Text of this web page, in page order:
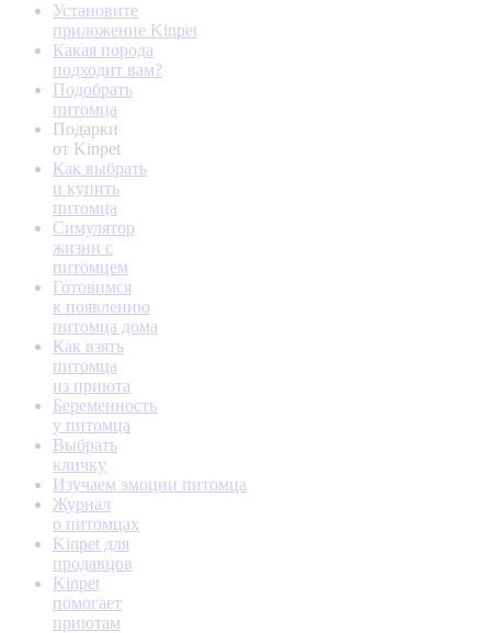
Установите
приложение Kinpet
Какая порода
подходит вам?
Подобрать
питомца
Подарки
от Kinpet
Как выбрать
и купить
питомца
Симулятор
жизни с
питомцем
Готовимся
к появлению
питомца дома
Как взять
питомца
из приюта
Беременность
у питомца
Выбрать
кличку
Изучаем эмоции питомца
Журнал
о питомцах
Kinpet для
продавцов
Kinpet
помогает
приютам